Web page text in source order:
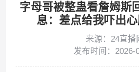
字母哥被整蛊看詹姆斯
息：差点给我吓出心
来源：24直播
发布时间：2026-